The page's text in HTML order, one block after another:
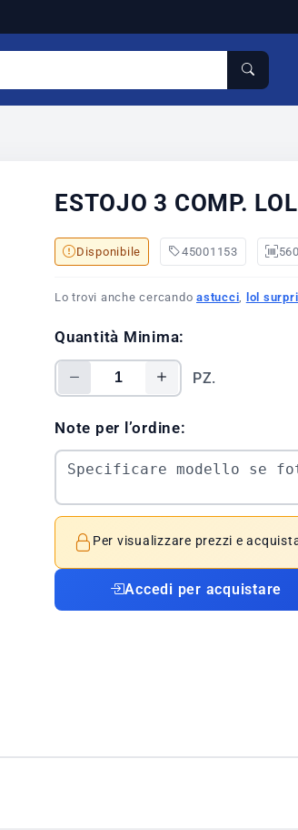
ESTOJO 3 COMP.
Disponibile 45001153
Lo trovi anche cercando astucci lol
Quantità Minima:
PZ.
Note per l’ordine:
Per visualizzare prezzi e
Accedi per acquistare